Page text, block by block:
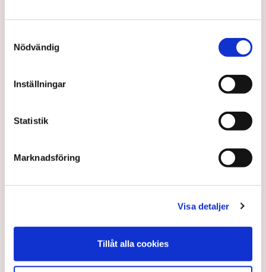
Nödvändig
Inställningar
Statistik
Marknadsföring
Visa detaljer
Tillåt alla cookies
Så ska SJ undvika en ny
kaosvinter
Efter en vinter med inställda tåg sjönk förtroendet
för SJ till rekordlåga nivåer.